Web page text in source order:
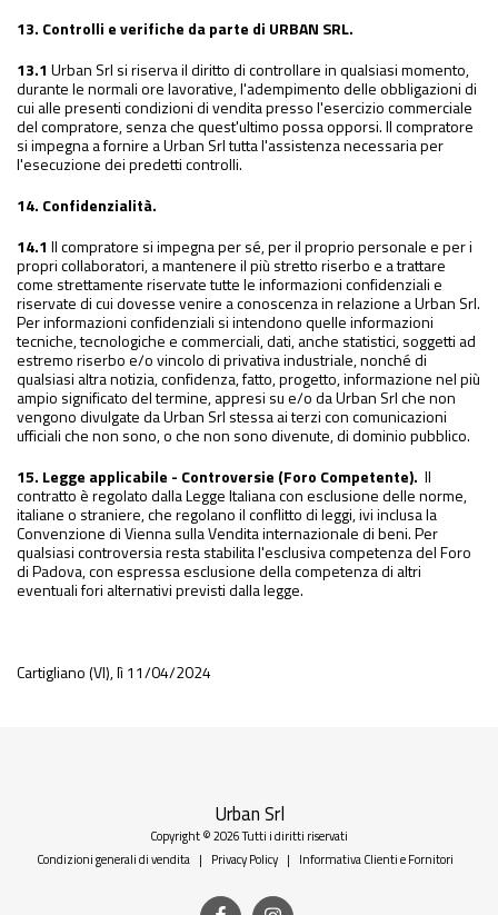
13. Controlli e verifiche da parte di URBAN SRL.
13.1 Urban Srl si riserva il diritto di controllare in qualsiasi momento,
durante le normali ore lavorative, l'adempimento delle obbligazioni di
cui alle presenti condizioni di vendita presso l'esercizio commerciale
del compratore, senza che quest'ultimo possa opporsi. Il compratore
si impegna a fornire a Urban Srl tutta l'assistenza necessaria per
l'esecuzione dei predetti controlli.
14. Confidenzialità.
14.1 Il compratore si impegna per sé, per il proprio personale e per i
propri collaboratori, a mantenere il più stretto riserbo e a trattare
come strettamente riservate tutte le informazioni confidenziali e
riservate di cui dovesse venire a conoscenza in relazione a Urban Srl.
Per informazioni confidenziali si intendono quelle informazioni
tecniche, tecnologiche e commerciali, dati, anche statistici, soggetti ad
estremo riserbo e/o vincolo di privativa industriale, nonché di
qualsiasi altra notizia, confidenza, fatto, progetto, informazione nel più
ampio significato del termine, appresi su e/o da Urban Srl che non
vengono divulgate da Urban Srl stessa ai terzi con comunicazioni
ufficiali che non sono, o che non sono divenute, di dominio pubblico.
15. Legge applicabile - Controversie (Foro Competente). Il
contratto è regolato dalla Legge Italiana con esclusione delle norme,
italiane o straniere, che regolano il conflitto di leggi, ivi inclusa la
Convenzione di Vienna sulla Vendita internazionale di beni. Per
qualsiasi controversia resta stabilita l'esclusiva competenza del Foro
di Padova, con espressa esclusione della competenza di altri
eventuali fori alternativi previsti dalla legge.
Cartigliano (VI), lì 11/04/2024
Urban Srl
Copyright © 2026 Tutti i diritti riservati
Condizioni generali di vendita| Privacy Policy| Informativa Clienti e Fornitori